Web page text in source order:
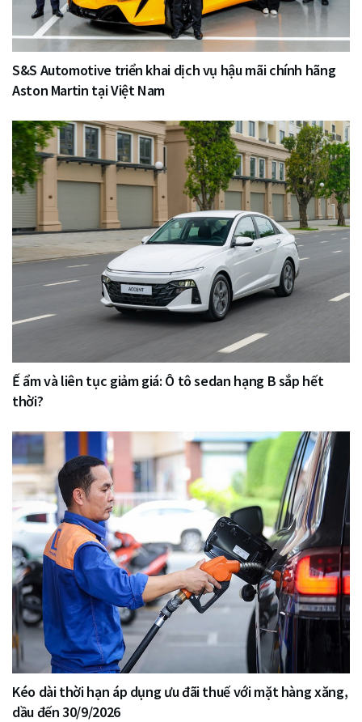
S&S Automotive triển khai dịch vụ hậu mãi chính hãng
Aston Martin tại Việt Nam
Ế ẩm và liên tục giảm giá: Ô tô sedan hạng B sắp hết
thời?
Kéo dài thời hạn áp dụng ưu đãi thuế với mặt hàng xăng,
dầu đến 30/9/2026